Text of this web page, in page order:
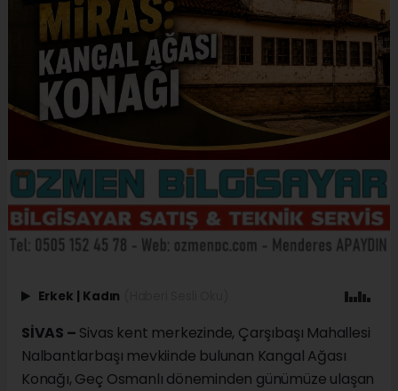
Erkek Kadın
SİVAS – Sivas kent merkezinde, Çarşıbaşı Mahallesi
Nalbantlarbaşı mevkiinde bulunan Kangal Ağası
Konağı, Geç Osmanlı döneminden günümüze ulaşan